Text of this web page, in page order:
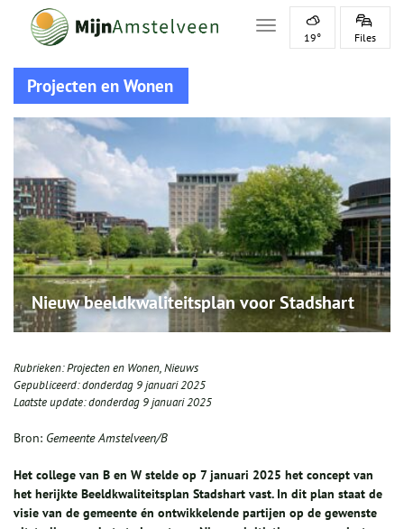
Toggle navigation
19° Files
Projecten en Wonen
Nieuw beeldkwaliteitsplan voor Stadshart
Rubrieken:Projecten en Wonen,Nieuws
Gepubliceerd:donderdag 9 januari 2025
Laatste update:donderdag 9 januari 2025
Bron: Gemeente Amstelveen/B
Het college van B en W stelde op 7 januari 2025 het concept van
het herijkte Beeldkwaliteitsplan Stadshart vast. In dit plan staat de
visie van de gemeente én ontwikkelende partijen op de gewenste